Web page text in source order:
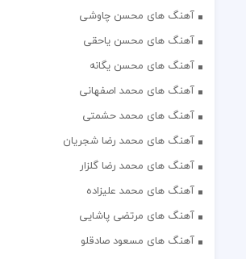
آهنگ های محسن چاوشی
آهنگ های محسن یاحقی
آهنگ های محسن یگانه
آهنگ های محمد اصفهانی
آهنگ های محمد حشمتی
آهنگ های محمد رضا شجریان
آهنگ های محمد رضا گلزار
آهنگ های محمد علیزاده
آهنگ های مرتضی پاشایی
آهنگ های مسعود صادقلو